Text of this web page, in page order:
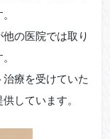
の医院では取り
療を受けていた
しています。